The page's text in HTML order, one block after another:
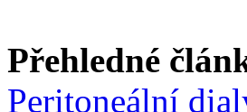
Přehledné
Peritoneální